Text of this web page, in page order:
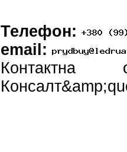
Телефон:
email:
Контактна